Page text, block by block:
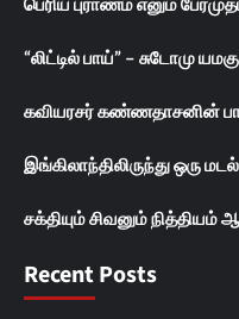
“லிட்டில் பாய்” – சுடோமு
கவியரசர் கண்ணதாசனின்
இங்கிலாந்திலிருந்து ஒரு
சக்தியும் சிவனும் நித்தியம்
Recent Posts